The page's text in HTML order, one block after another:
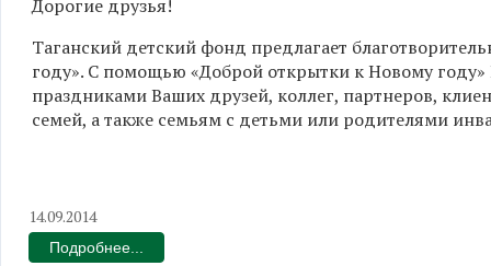
Дорогие друзья!
Таганский детский фонд предлагает
году». С помощью «Доброй открытки к Новому году»
праздниками Ваших друзей, коллег, партнеров,
семей, а также семьям с детьми или родителями
14.09.2014
Подробнее...